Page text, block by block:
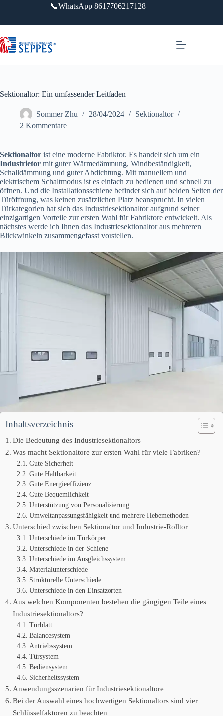
📞WhatsApp 8617706217128
Sektionaltor: Ein umfassender Leitfaden
Sommer Zhu 28/04/2024
Sektionaltor
2 Kommentare
Sektionaltor ist eine moderne Fabriktor. Es handelt sich um ein
Industrietor mit guter Wärmedämmung, Windbeständigkeit,
Schalldämmung und guter Abdichtung. Mit manuellem und
elektrischem Schaltmodus ist es einfach zu bedienen und schnell zu
öffnen. Und die Installationsschiene befindet sich auf beiden Seiten der
Türöffnung, was keinen zusätzlichen Platz beansprucht. In vielen
Türkategorien hat sich das Industriesektionaltor aufgrund seiner
einzigartigen Vorteile zur ersten Wahl für Fabriktore entwickelt. Als
nächstes werde ich Ihnen das Industriesektionaltor aus mehreren
Blickwinkeln zusammengefasst vorstellen.
Inhaltsverzeichnis
Die Bedeutung des Industriesektionaltors
Was macht Sektionaltore zur ersten Wahl für viele Fabriken?
Gute Sicherheit
Gute Haltbarkeit
Gute Energieeffizienz
Gute Bequemlichkeit
Unterstützung von Personalisierung
Umweltanpassungsfähigkeit und mehrere Hebemethoden
Unterschied zwischen Sektionaltor und Industrie-Rolltor
Unterschiede im Türkörper
Unterschiede in der Schiene
Unterschiede im Ausgleichssystem
Materialunterschiede
Strukturelle Unterschiede
Unterschiede in den Einsatzorten
Aus welchen Komponenten bestehen die gängigen Teile eines
Industriesektionaltors?
Türblatt
Balancesystem
Antriebssystem
Türsystem
Bediensystem
Sicherheitssystem
Anwendungsszenarien für Industriesektionaltore
Bei der Auswahl eines hochwertigen Sektionaltors sind vier
Schlüsselfaktoren zu beachten